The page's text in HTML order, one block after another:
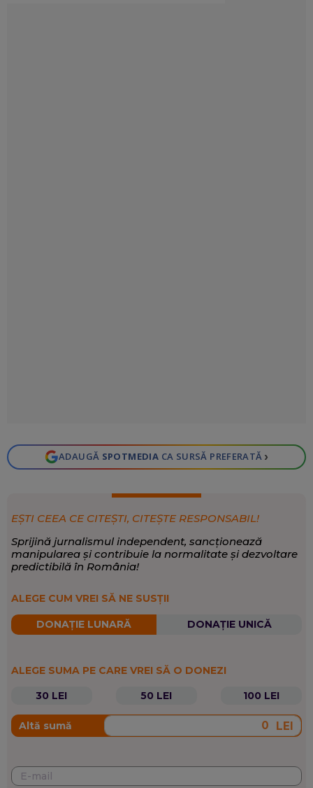
ADAUGĂ SPOTMEDIA CA SURSĂ PREFERATĂ ›
EȘTI CEEA CE CITEȘTI, CITEȘTE RESPONSABIL!
Sprijină jurnalismul independent, sancționează
manipularea și contribuie la normalitate și dezvoltare
predictibilă în România!
ALEGE CUM VREI SĂ NE SUSȚII
DONAȚIE LUNARĂ DONAȚIE UNICĂ
ALEGE SUMA PE CARE VREI SĂ O DONEZI
30 LEI
50 LEI 100 LEI
Altă sumă LEI